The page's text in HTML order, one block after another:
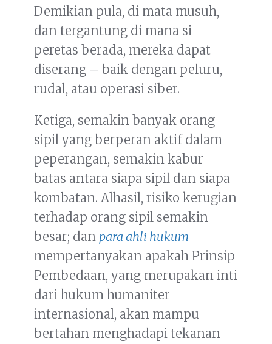
Demikian pula, di mata musuh,
dan tergantung di mana si
peretas berada, mereka dapat
diserang – baik dengan peluru,
rudal, atau operasi siber.
Ketiga, semakin banyak orang
sipil yang berperan aktif dalam
peperangan, semakin kabur
batas antara siapa sipil dan siapa
kombatan. Alhasil, risiko kerugian
terhadap orang sipil semakin
besar; dan para ahli hukum
mempertanyakan apakah Prinsip
Pembedaan, yang merupakan inti
dari hukum humaniter
internasional, akan mampu
bertahan menghadapi tekanan